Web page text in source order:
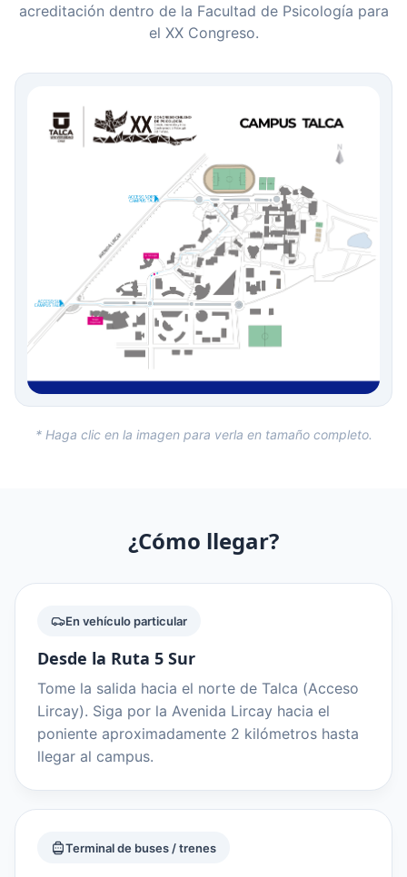
acreditación dentro de la Facultad de Psicología para
el XX Congreso.
* Haga clic en la imagen para verla en tamaño completo.
¿Cómo llegar?
En vehículo particular
Desde la Ruta 5 Sur
Tome la salida hacia el norte de Talca (Acceso
Lircay). Siga por la Avenida Lircay hacia el
poniente aproximadamente 2 kilómetros hasta
llegar al campus.
Terminal de buses / trenes